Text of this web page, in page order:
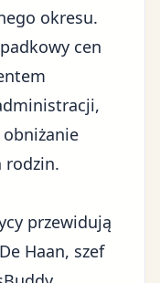
okresu.
cen
,
rodzin.
przewidują
Haan, szef